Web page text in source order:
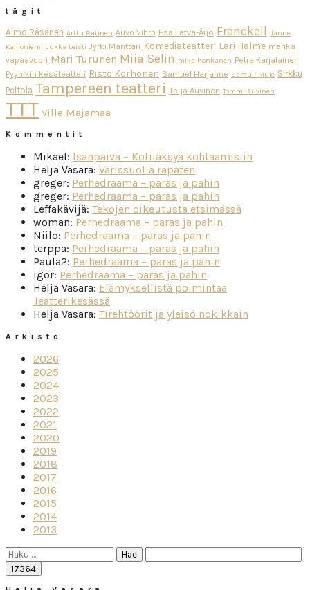
tägit
Aimo Räsänen Arttu Ratinen Auvo Vihro Esa Latva-Äijö Frenckell Janne
Kallioniemi Jukka Leisti Jyrki Mänttäri Komediateatteri Lari Halme marika
vapaavuori Mari Turunen Miia Selin mika honkanen Petra Karjalainen
Pyynikin kesäteatteri Risto Korhonen Samuel Harjanne Samuli Muje Sirkku
Peltola Tampereen teatteri Teija Auvinen Tommi Auvinen
TTT Ville Majamaa
Kommentit
Mikael: Isänpäivä – Kotiläksyä kohtaamisiin
Heljä Vasara: Varissuolla räpäten
greger: Perhedraama – paras ja pahin
greger: Perhedraama – paras ja pahin
Leffakävijä: Tekojen oikeutusta etsimässä
woman: Perhedraama – paras ja pahin
Niilo: Perhedraama – paras ja pahin
terppa: Perhedraama – paras ja pahin
Paula2: Perhedraama – paras ja pahin
igor: Perhedraama – paras ja pahin
Heljä Vasara: Elämyksellistä poimintaa
Teatterikesässä
Heljä Vasara: Tirehtöörit ja yleisö nokikkain
Arkisto
2026
2025
2024
2023
2022
2021
2020
2019
2018
2017
2016
2015
2014
2013
Haku: